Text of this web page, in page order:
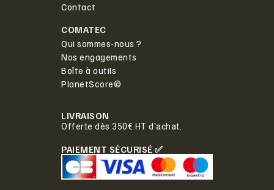
Contact
COMATEC
Qui sommes-nous ?
Nos engagements
Boîte à outils
PlanetScore©
LIVRAISON
Offerte dès 350€ HT d'achat.
PAIEMENT SÉCURISÉ ✅